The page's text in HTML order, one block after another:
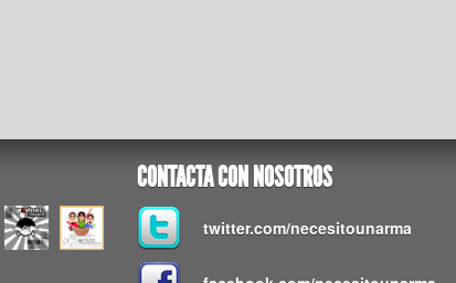
CONTACTA CON NOSOTROS
twitter.com/necesitounarma